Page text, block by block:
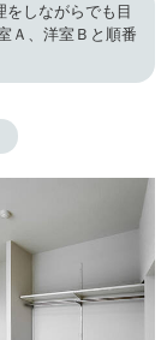
をしながらでも目
Ａ、洋室Ｂと順番